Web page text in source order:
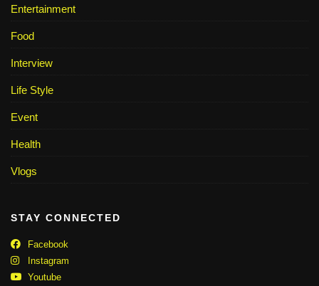
Entertainment
Food
Interview
Life Style
Event
Health
Vlogs
STAY CONNECTED
Facebook
Instagram
Youtube